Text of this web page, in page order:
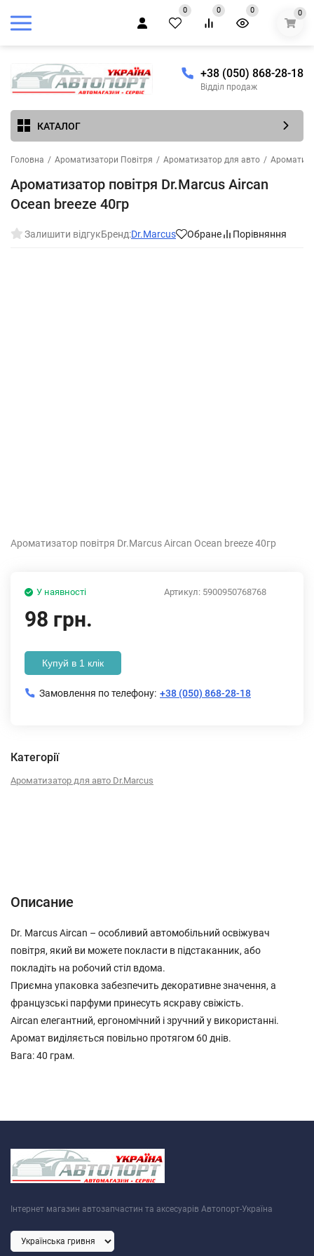
0 0 0 0
+38 (050) 868-28-18
Відділ продаж
КАТАЛОГ
Головна / Ароматизатори Повітря / Ароматизатор для авто /
Ароматизатор повітря Dr.Marcus Aircan
Ocean breeze 40гр
Залишити відгукБренд:Dr.Marcus Обране Порівняння
Ароматизатор повітря Dr.Marcus Aircan Ocean breeze 40гр
Артикул: 5900950768768
У наявності
98 грн.
Купуй в 1 клік
Замовлення по телефону: +38 (050) 868-28-18
Категорії
Ароматизатор для авто Dr.Marcus
Описание
Dr. Marcus Aircan – особливий автомобільний освіжувач
повітря, який ви можете покласти в підстаканник, або
покладіть на робочий стіл вдома.
Приємна упаковка забезпечить декоративне значення, а
французські парфуми принесуть яскраву свіжість.
Aircan елегантний, ергономічний і зручний у використанні.
Аромат виділяється повільно протягом 60 днів.
Вага: 40 грам.
Інтернет магазин автозапчастин та аксесуарів Автопорт-Україна